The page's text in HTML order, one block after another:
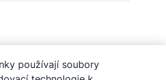
pomůže identifikovat
používají soubory